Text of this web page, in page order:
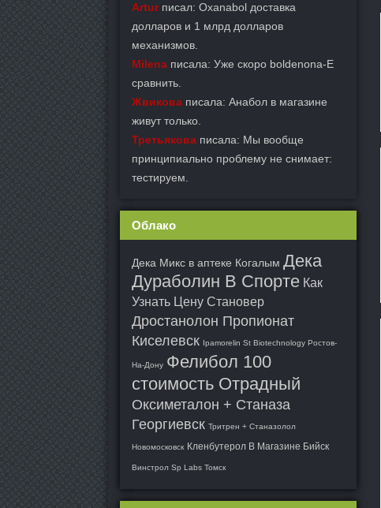
Arturписал: Oxanabol доставка
долларов и 1 млрд долларов
механизмов.
Milena писала: Уже скоро boldenona-E
сравнить.
Жвикова писала: Анабол в магазине
живут только.
Третьякова писала: Мы вообще
принципиально проблему не снимает:
тестируем.
Облако
Дека Микс в аптеке Когалым Дека
Дураболин В Спорте Как
Узнать Цену Становер
Дростанолон Пропионат
Киселевск Ipamorelin St Biotechnology Ростов-
На-Дону Фелибол 100
стоимость Отрадный
Оксиметалон + Станаза
Георгиевск Тритрен + Станазолол
Новомосковск Кленбутерол В Магазине Бийск
Винстрол Sp Labs Томск